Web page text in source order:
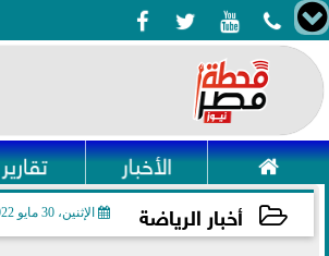
   
 الأخبار تقارير
أخبار الرياضة الإثنين، 30 مايو 2022